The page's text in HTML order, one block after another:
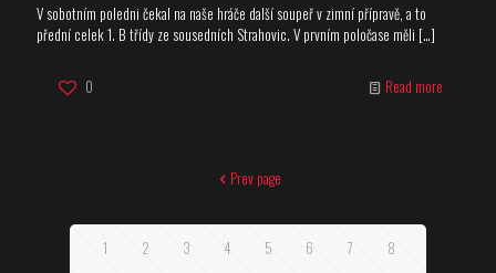
V sobotním poledni čekal na naše hráče další soupeř v zimní přípravě, a to
přední celek 1. B třídy ze sousedních Strahovic. V prvním poločase měli […]
0 Read more
Prev page
1 2 3 4 5 6 7
8